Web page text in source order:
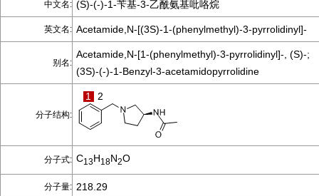
中文名: (S)-(-)-1-苄基-3-乙酰氨基吡咯烷
英文名: Acetamide,N-[(3S)-1-(phenylmethyl)-3-pyrrolidinyl]-
别名:
Acetamide,N-[1-(phenylmethyl)-3-pyrrolidinyl]-, (S)-;
(3S)-(-)-1-Benzyl-3-acetamidopyrrolidine
分子结构:
1 2
分子式: C13H18N2O
分子量: 218.29